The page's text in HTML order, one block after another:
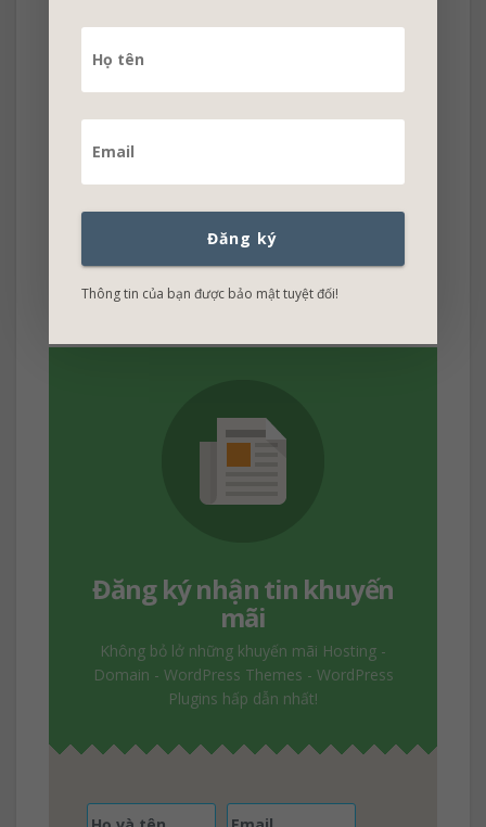
Nếu không thích các style được cung cấp sẵn,
Cảm ơn bạn đã đọc bài viết!
Đăng ký nhận tin khuyến
mãi
Không bỏ lở những khuyến mãi Hosting -
Domain - WordPress Themes - WordPress
Plugins hấp dẫn nhất!
Đăng ký
Thông tin của bạn được bảo mật tuyệt đối!